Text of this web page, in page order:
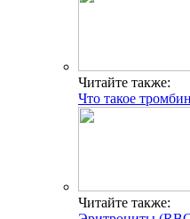
Читайте также:
Что такое
Читайте также: